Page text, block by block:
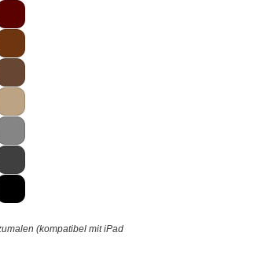
(kompatibel mit iPad